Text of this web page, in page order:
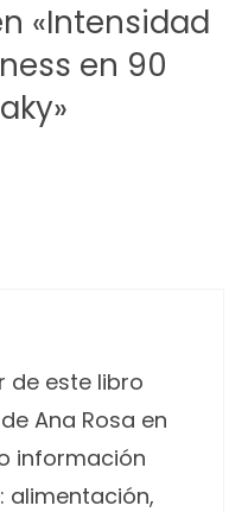
«Intensidad
en 90
de este libro
Ana Rosa en
información
alimentación,